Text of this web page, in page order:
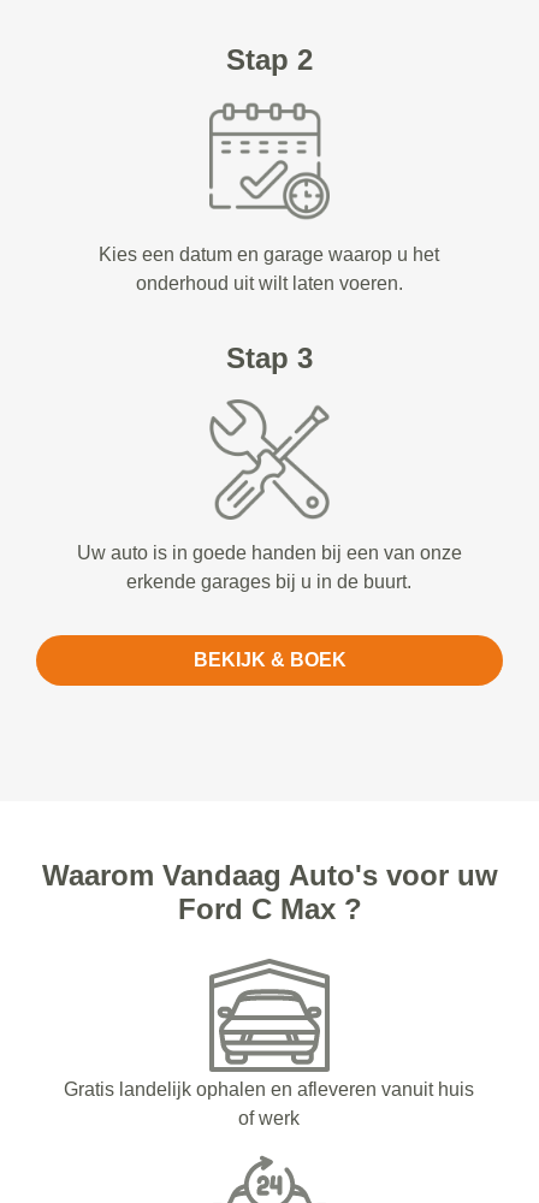
Stap 2
Kies een datum en garage waarop u het
onderhoud uit wilt laten voeren.
Stap 3
Uw auto is in goede handen bij een van onze
erkende garages bij u in de buurt.
BEKIJK & BOEK
Waarom Vandaag Auto's voor uw
Ford C Max ?
Gratis landelijk ophalen en afleveren vanuit huis
of werk